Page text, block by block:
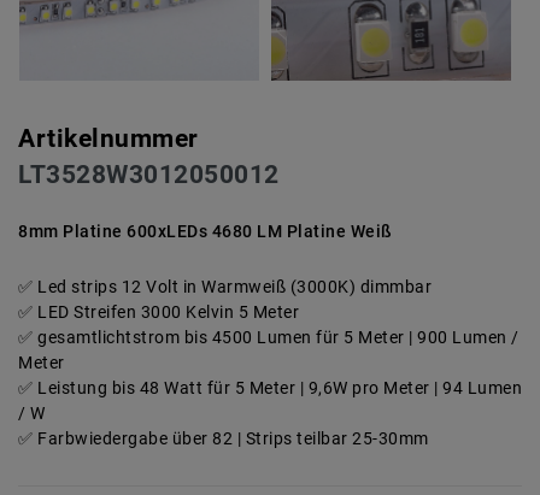
Artikelnummer
LT3528W3012050012
8mm Platine 600xLEDs 4680 LM Platine Weiß
Led strips 12 Volt in Warmweiß (3000K) dimmbar
LED Streifen 3000 Kelvin 5 Meter
gesamtlichtstrom bis 4500 Lumen für 5 Meter | 900 Lumen /
Meter
Leistung bis 48 Watt für 5 Meter | 9,6W pro Meter | 94 Lumen
/ W
Farbwiedergabe über 82 | Strips teilbar 25-30mm